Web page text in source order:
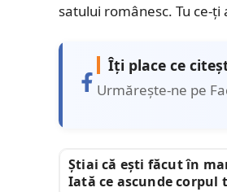
satului românesc. Tu ce-ți
Îți place ce
Urmărește-ne pe
Știai că ești făcut în
Iată ce ascunde corpul